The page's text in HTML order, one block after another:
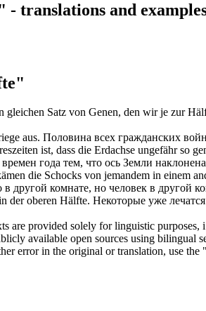
translations and
gleichen Satz von Genen, den wirje zur
aus. Половина всех гражданских
ist, dass die Erdachse ungefähr so
года тем, что ось Земли
die Schocks von jemandem in einem
другой комнате, но человек в другой
der oberen Hälfte. Некоторые уже
are provided solely for linguistic
available open sources using bilingual
error in the original or translation, use